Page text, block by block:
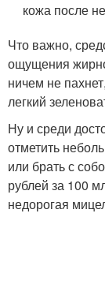
кожа после
Что важно,
ощущения
ничем не
легкий
Ну и среди
отметить
или брать с
рублей за 100
недорогая